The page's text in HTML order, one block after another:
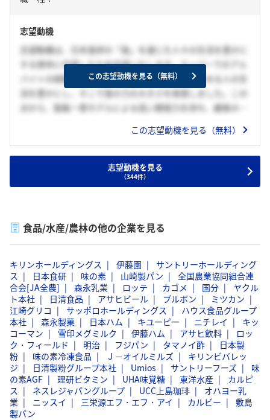
志望動機
志望動機は、日本食研の「食」を通じた人々の生活を豊かに
する使命に共感したため志望いたします。スーパーでのアル
バイトの経験から、食は年齢や国籍を超えてあらゆる人の生
活を豊かにし、そこで食の力の大きさを実感しました。この
点から、製販一貫モデルによる高い開発力を持ち、顧客のニ
熱と経験を活かしより多くの人々に価値を提供できる貢献を
この志望動機を見る（無料）
この志望動機を見る（無料）
志望動機を見る
（344件）
食品/水産/農林の他の企業を見る
キリンホールディングス 伊藤園
サントリーホールディング
ス
日本食研 味の素 山崎製パン
全国農業協同組合連
合会[JA全農]
森永乳業 ロッテ カゴメ 国分
ヤクル
ト本社
日清食品 アサヒビール ブルボン
ミツカン
江崎グリコ
サッポロホールディングス
ハウス食品グループ
本社
森永製菓 日本ハム キユーピー ニチレイ
キッ
コーマン
雪印メグミルク 伊藤ハム アサヒ飲料
ロッ
ク・フィールド
明治 フジパン タマノイ酢
日本製
粉
味の素冷凍食品 Ｊ－オイルミルズ
キリンビバレッ
ジ
日清製粉グループ本社 Umios サントリーフーズ
味
の素AGF
理研ビタミン UHA味覚糖 東洋水産
カルピ
ス
ネスレジャパングループ UCC上島珈琲
オハヨー乳
業
ニッスイ 三栄源エフ・エフ・アイ カルビー
敷島
製パン